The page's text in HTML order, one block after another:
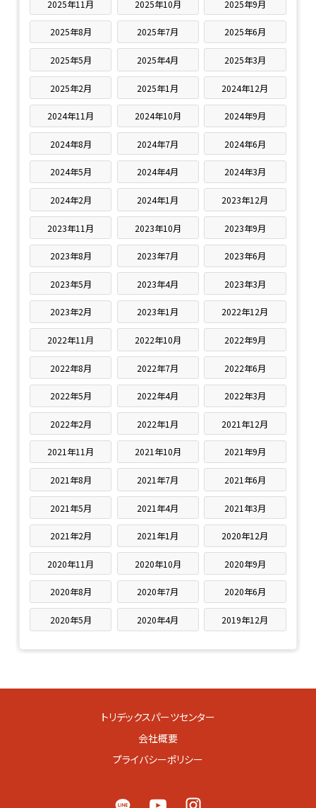
2025年11月 2025年10月 2025年9月
2025年8月 2025年7月 2025年6月
2025年5月 2025年4月 2025年3月
2025年2月 2025年1月 2024年12月
2024年11月 2024年10月 2024年9月
2024年8月 2024年7月 2024年6月
2024年5月 2024年4月 2024年3月
2024年2月 2024年1月 2023年12月
2023年11月 2023年10月 2023年9月
2023年8月 2023年7月 2023年6月
2023年5月 2023年4月 2023年3月
2023年2月 2023年1月 2022年12月
2022年11月 2022年10月 2022年9月
2022年8月 2022年7月 2022年6月
2022年5月 2022年4月 2022年3月
2022年2月 2022年1月 2021年12月
2021年11月 2021年10月 2021年9月
2021年8月 2021年7月 2021年6月
2021年5月 2021年4月 2021年3月
2021年2月 2021年1月 2020年12月
2020年11月 2020年10月 2020年9月
2020年8月 2020年7月 2020年6月
2020年5月 2020年4月 2019年12月
トリデックスパーツセンター
会社概要
プライバシーポリシー